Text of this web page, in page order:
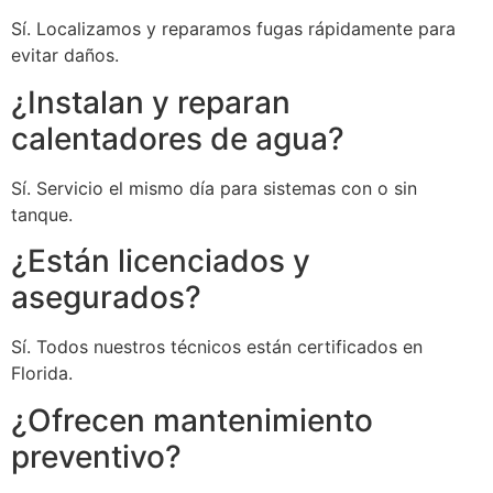
Sí. Localizamos y reparamos fugas rápidamente para
evitar daños.
¿Instalan y reparan
calentadores de agua?
Sí. Servicio el mismo día para sistemas con o sin
tanque.
¿Están licenciados y
asegurados?
Sí. Todos nuestros técnicos están certificados en
Florida.
¿Ofrecen mantenimiento
preventivo?